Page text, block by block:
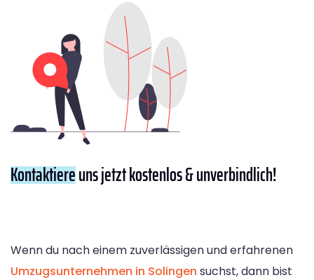
Kontaktiereuns jetzt kostenlos & unverbindlich!
Wenn du nach einem zuverlässigen und erfahrenen
Umzugsunternehmen in Solingen suchst, dann bist